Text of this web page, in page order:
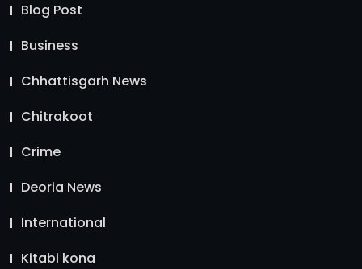
Blog Post
Business
Chhattisgarh News
Chitrakoot
Crime
Deoria News
International
Kitabi kona